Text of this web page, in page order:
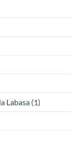
Labasa (1)